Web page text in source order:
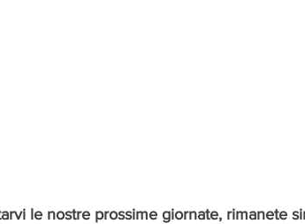
le nostre prossime giornate, rimanete